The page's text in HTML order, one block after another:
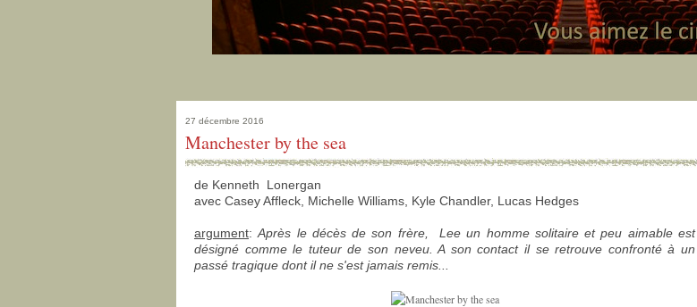
27 décembre 2016
Manchester by the sea
de Kenneth Lonergan
avec Casey Affleck, Michelle Williams, Kyle Chandler, Lucas Hedges
argument:Après le décès de son frère, Lee un homme solitaire et peu aimable est
désigné comme le tuteur de son neveu. A son contact il se retrouve confronté à un
passé tragique dont il ne s'est jamais remis...